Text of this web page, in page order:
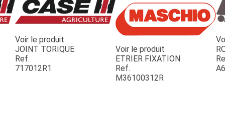
JOUET
ESPACES VERTS
Voir le produit
JOINT TORIQUE
Ref.
717012R1
Voir le produit
ETRIER FIXATION
Ref.
M36100312R